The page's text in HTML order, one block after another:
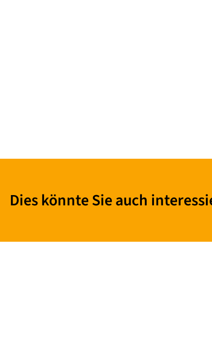
Dies könnte Sie auch